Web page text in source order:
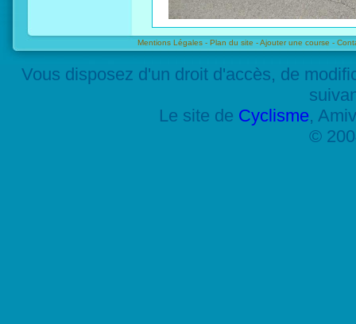
Mentions Légales - Plan du site -Ajouter une course -
Vous disposez d'un droit d'accès, de
Le site de Cyclisme,
©